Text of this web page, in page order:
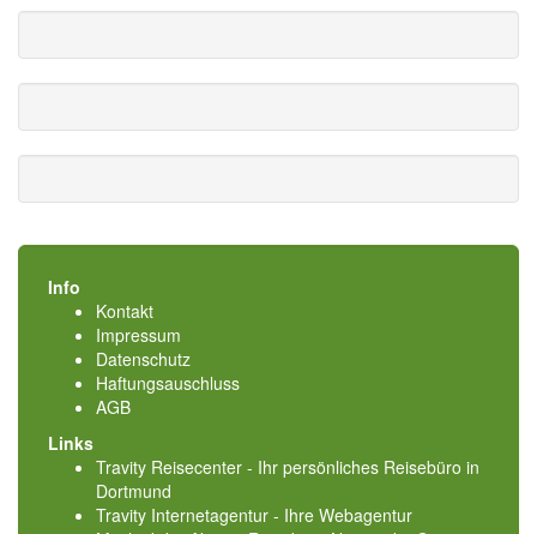
Info
Kontakt
Impressum
Datenschutz
Haftungsauschluss
AGB
Links
Travity Reisecenter - Ihr persönliches Reisebüro in
Dortmund
Travity Internetagentur - Ihre Webagentur